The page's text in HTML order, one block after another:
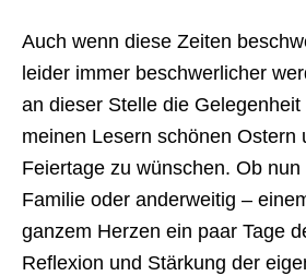
Auch wenn diese Zeiten
leider immer beschwerlicher
an dieser Stelle die Gelegenheit
meinen Lesern schönen Ostern
Feiertage zu wünschen. Ob
Familie oder anderweitig –
ganzem Herzen ein paar Tage
Reflexion und Stärkung der